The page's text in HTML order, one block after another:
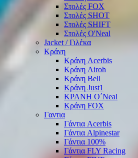
Στολές FOX
Στολές SHOT
Στολές SHIFT
Στολές O'Neal
Jacket / Γιλέκα
Κράνη
Κράνη Acerbis
Κράνη Airoh
Κράνη Bell
Κράνη Just1
ΚΡΑΝΗ O΄Νeal
Κράνη FOX
Γαντια
Γάντια Acerbis
Γάντια Alpinestar
Γάντια 100%
Γάντια FLY Racing